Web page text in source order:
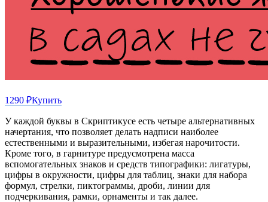
1290 ₽Купить
У каждой буквы в Скриптикусе есть четыре альтернативных
начертания, что позволяет делать надписи наиболее
естественными и выразительными, избегая нарочитости.
Кроме того, в гарнитуре предусмотрена масса
вспомогательных знаков и средств типографики: лигатуры,
цифры в окружности, цифры для таблиц, знаки для набора
формул, стрелки, пиктограммы, дроби, линии для
подчеркивания, рамки, орнаменты и так далее.